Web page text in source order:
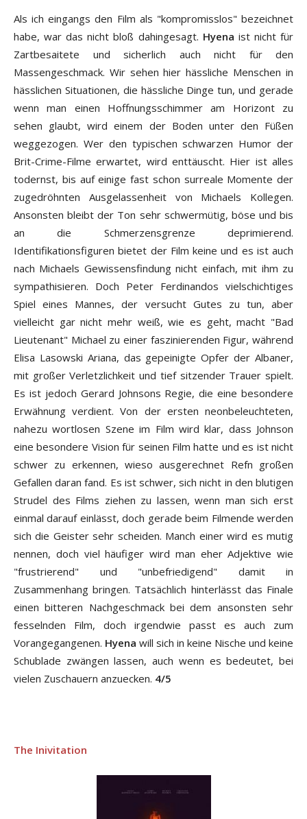
Als ich eingangs den Film als "kompromisslos" bezeichnet
habe, war das nicht bloß dahingesagt. Hyena ist nicht für
Zartbesaitete und sicherlich auch nicht für den
Massengeschmack. Wir sehen hier hässliche Menschen in
hässlichen Situationen, die hässliche Dinge tun, und gerade
wenn man einen Hoffnungsschimmer am Horizont zu
sehen glaubt, wird einem der Boden unter den Füßen
weggezogen. Wer den typischen schwarzen Humor der
Brit-Crime-Filme erwartet, wird enttäuscht. Hier ist alles
todernst, bis auf einige fast schon surreale Momente der
zugedröhnten Ausgelassenheit von Michaels Kollegen.
Ansonsten bleibt der Ton sehr schwermütig, böse und bis
an die Schmerzensgrenze deprimierend.
Identifikationsfiguren bietet der Film keine und es ist auch
nach Michaels Gewissensfindung nicht einfach, mit ihm zu
sympathisieren. Doch Peter Ferdinandos vielschichtiges
Spiel eines Mannes, der versucht Gutes zu tun, aber
vielleicht gar nicht mehr weiß, wie es geht, macht "Bad
Lieutenant" Michael zu einer faszinierenden Figur, während
Elisa Lasowski Ariana, das gepeinigte Opfer der Albaner,
mit großer Verletzlichkeit und tief sitzender Trauer spielt.
Es ist jedoch Gerard Johnsons Regie, die eine besondere
Erwähnung verdient. Von der ersten neonbeleuchteten,
nahezu wortlosen Szene im Film wird klar, dass Johnson
eine besondere Vision für seinen Film hatte und es ist nicht
schwer zu erkennen, wieso ausgerechnet Refn großen
Gefallen daran fand. Es ist schwer, sich nicht in den blutigen
Strudel des Films ziehen zu lassen, wenn man sich erst
einmal darauf einlässt, doch gerade beim Filmende werden
sich die Geister sehr scheiden. Manch einer wird es mutig
nennen, doch viel häufiger wird man eher Adjektive wie
"frustrierend" und "unbefriedigend" damit in
Zusammenhang bringen. Tatsächlich hinterlässt das Finale
einen bitteren Nachgeschmack bei dem ansonsten sehr
fesselnden Film, doch irgendwie passt es auch zum
Vorangegangenen. Hyena will sich in keine Nische und keine
Schublade zwängen lassen, auch wenn es bedeutet, bei
vielen Zuschauern anzuecken. 4/5
The Inivitation